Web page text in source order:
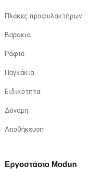
Πλάκες προφυλακτήρων
Βαράκια
Ράφια
Παγκάκια
Ειδικότητα
Δύναμη
Αποθήκευση
Εργοστάσιο Modun